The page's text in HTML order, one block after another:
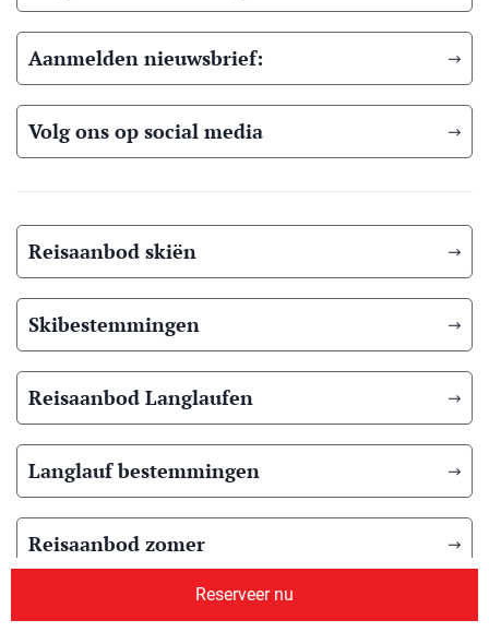
Reserveer nu
Aanmelden nieuwsbrief:
Volg ons op social media
Reisaanbod skiën
Skibestemmingen
Reisaanbod Langlaufen
Langlauf bestemmingen
Reisaanbod zomer
Overig reisaanbod